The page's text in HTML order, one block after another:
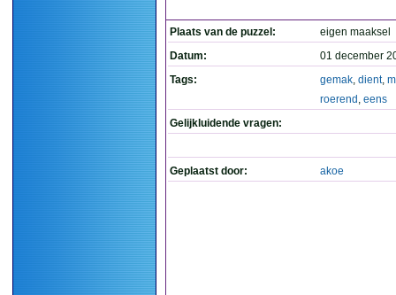
Plaats van de puzzel:
eigen maaksel
Datum:
01 december
Tags:
gemak, dient,
roerend , eens
Gelijkluidende vragen:
Geplaatst door: akoe